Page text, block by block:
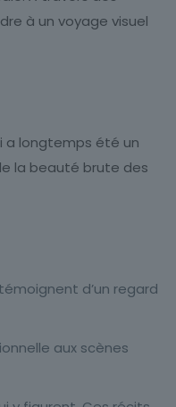
à un voyage visuel
a longtemps été un
la beauté brute des
d’un regard
aux scènes